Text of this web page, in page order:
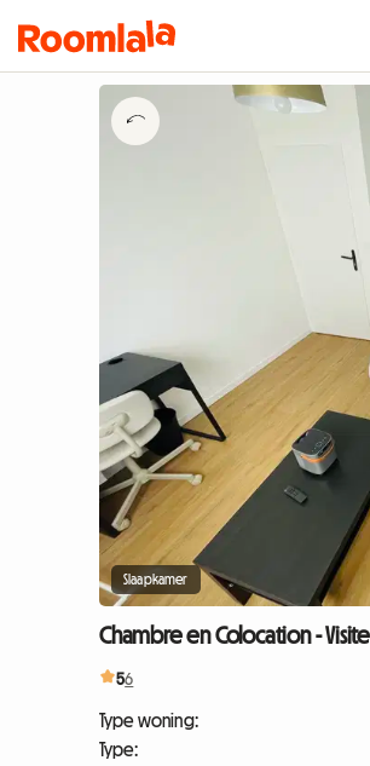
Slaapkamer
Chambre en Colocation -
56
Type woning:
Type: